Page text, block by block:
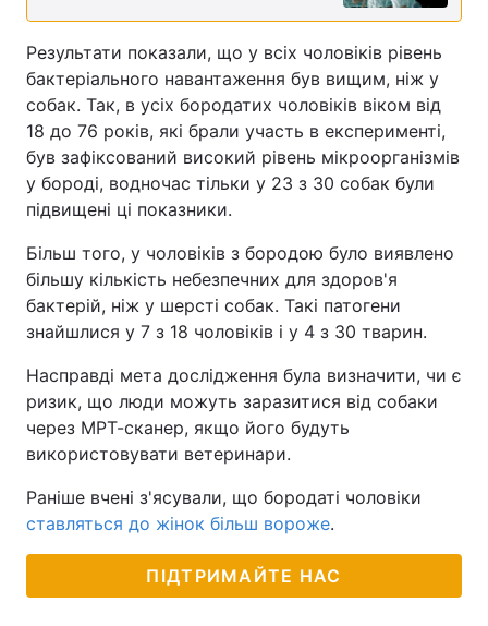
Результати показали, що у всіх чоловіків рівень
бактеріального навантаження був вищим, ніж у
собак. Так, в усіх бородатих чоловіків віком від
18 до 76 років, які брали участь в експерименті,
був зафіксований високий рівень мікроорганізмів
у бороді, водночас тільки у 23 з 30 собак були
підвищені ці показники.
Більш того, у чоловіків з бородою було виявлено
більшу кількість небезпечних для здоров'я
бактерій, ніж у шерсті собак. Такі патогени
знайшлися у 7 з 18 чоловіків і у 4 з 30 тварин.
Насправді мета дослідження була визначити, чи є
ризик, що люди можуть заразитися від собаки
через МРТ-сканер, якщо його будуть
використовувати ветеринари.
Раніше вчені з'ясували, що бородаті чоловіки
ставляться до жінок більш вороже.
ПІДТРИМАЙТЕ НАС